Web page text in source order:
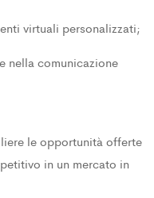
virtuali personalizzati;
nella comunicazione
le opportunità offerte
in un mercato in